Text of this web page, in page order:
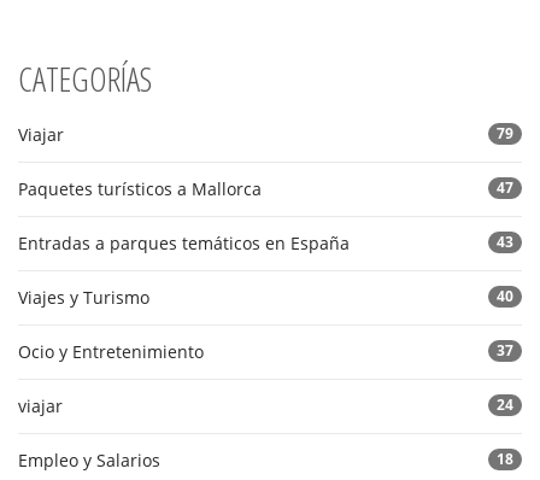
CATEGORÍAS
Viajar 79
Paquetes turísticos a Mallorca 47
Entradas a parques temáticos en España 43
Viajes y Turismo 40
Ocio y Entretenimiento 37
viajar 24
Empleo y Salarios 18